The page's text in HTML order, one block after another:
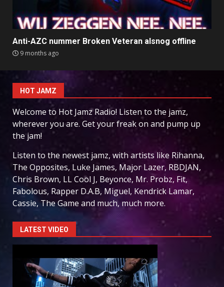
Anti-AZC nummer Broken Veteran alsnog offline
9 months ago
HOT JAMZ
Welcome to Hot Jamz Radio! Listen to the jamz,
wherever you are. Get your freak on and pump up
the jam!
Listen to the newest jamz, with artists like Rihanna,
The Opposites, Luke James, Major Lazer, RBDJAN,
Chris Brown, LL Cool J, Beyonce, Mr. Probz, Fit,
Fabolous, Rapper D.A.B, Miguel, Kendrick Lamar,
Cassie, The Game and much, much more.
LATEST VIDEO